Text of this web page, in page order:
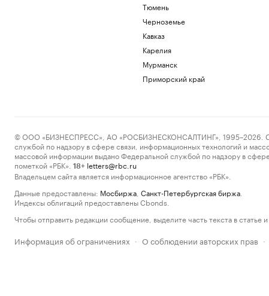
Тюмень
Черноземье
Кавказ
Карелия
Мурманск
Приморский край
© ООО «БИЗНЕСПРЕСС», АО «РОСБИЗНЕСКОНСАЛТИНГ», 1995–2026.
службой по надзору в сфере связи, информационных технологий и
массовой информации выдано Федеральной службой по надзору в
пометкой «РБК».
18+ letters@rbc.ru
Владельцем сайта является информационное агентство «РБК».
Данные предоставлены: Мосбиржа Санкт-Петербургская биржа
Индексы облигаций предоставлены Cbonds.
Чтобы отправить редакции сообщение, выделите часть текста в статье
Информация об ограничениях · О соблюдении авторских прав ·